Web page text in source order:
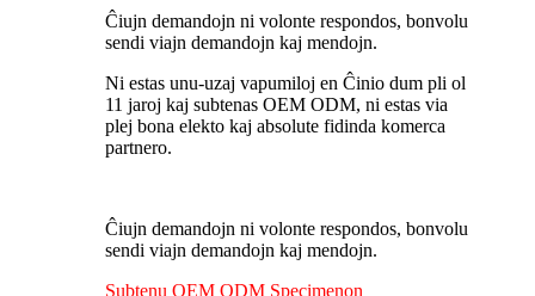
Ĉiujn demandojn ni volonte respondos, bonvolu
sendi viajn demandojn kaj mendojn.
Ni estas unu-uzaj vapumiloj en Ĉinio dum pli ol
11 jaroj kaj subtenas OEM ODM, ni estas via
plej bona elekto kaj absolute fidinda komerca
partnero.
Ĉiujn demandojn ni volonte respondos, bonvolu
sendi viajn demandojn kaj mendojn.
Subtenu OEM ODM Specimenon